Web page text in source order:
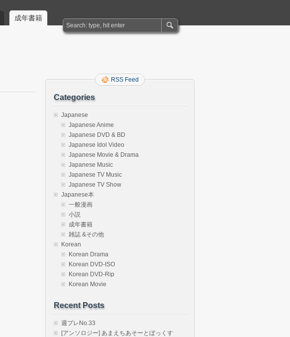
成年書籍
RSS Feed
Categories
Japanese
Japanese Anime
Japanese DVD & BD
Japanese Idol Video
Japanese Movie & Drama
Japanese Music
Japanese TV Music
Japanese TV Show
Japanese本
一般漫画
小説
成年書籍
雑誌 &その他
Korean
Korean Drama
Korean DVD-ISO
Korean DVD-Rip
Korean Movie
Recent Posts
週プレNo.33
[アンソロジー] あまえちあそーとぼっくす